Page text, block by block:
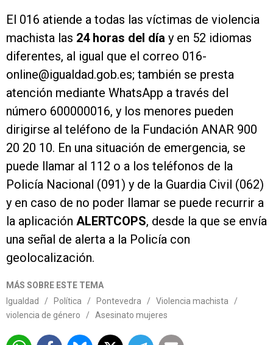
El 016 atiende a todas las víctimas de violencia
machista las 24 horas del día y en 52 idiomas
diferentes, al igual que el correo 016-
online@igualdad.gob.es; también se presta
atención mediante WhatsApp a través del
número 600000016, y los menores pueden
dirigirse al teléfono de la Fundación ANAR 900
20 20 10. En una situación de emergencia, se
puede llamar al 112 o a los teléfonos de la
Policía Nacional (091) y de la Guardia Civil (062)
y en caso de no poder llamar se puede recurrir a
la aplicación ALERTCOPS, desde la que se envía
una señal de alerta a la Policía con
geolocalización.
MÁS SOBRE ESTE TEMA
Igualdad
/ Política / Pontevedra / Violencia machista
/
violencia de género
/ Asesinato mujeres